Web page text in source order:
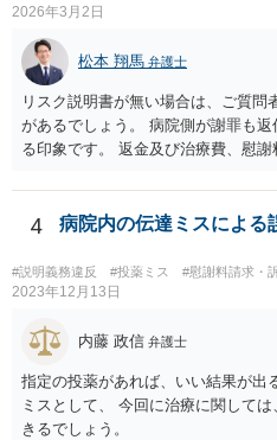
2026年3月2日
松本 翔馬 弁護士
リスク説明書が無い場合は、ご質
があるでしょう。 病院側が謝罪も
る印象です。 返金及び治療費、慰
代理人として病院側との交渉窓口と
身で内容証明を出される場合、書
載した場合はそれ以降の交渉ハー
討されるとよいでしょう。
4 病院内の伝達ミスによる
#説明義務違反 #投薬ミス #慰謝料請求・
2023年12月13日
内藤 政信 弁護士
指定の投薬があれば、いい結果が出
ミスとして、 今回に治療に関して
きるでしょう。